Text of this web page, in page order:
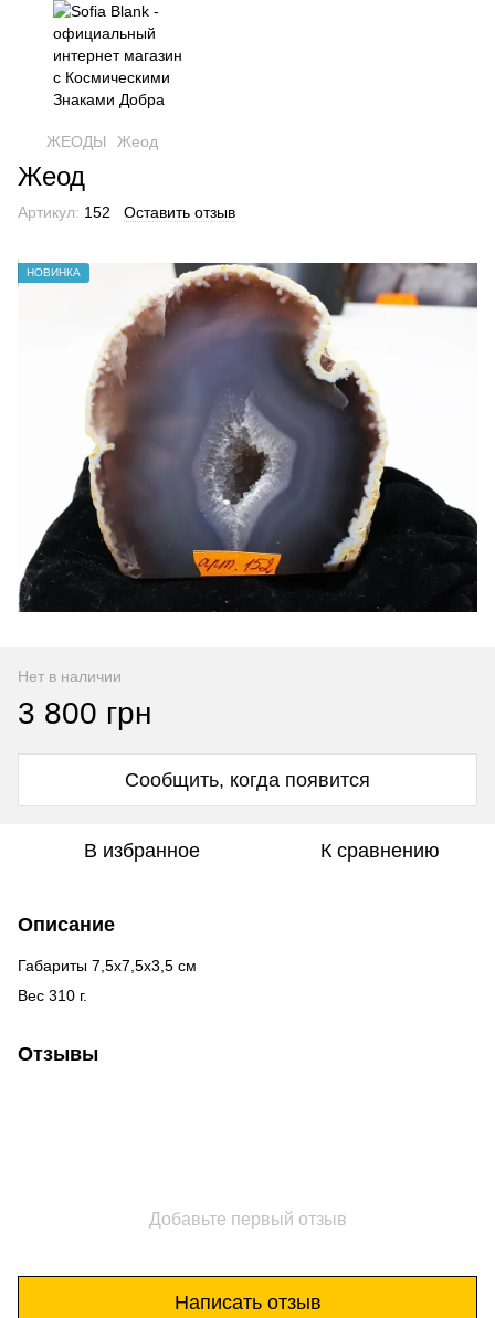
ЖЕОДЫ Жеод
Жеод
Артикул: 152 Оставить отзыв
НОВИНКА
Нет в наличии
3 800 грн
Сообщить, когда появится
В избранное К сравнению
Описание
Габариты 7,5х7,5х3,5 см
Вес 310 г.
Отзывы
Добавьте первый отзыв
Написать отзыв